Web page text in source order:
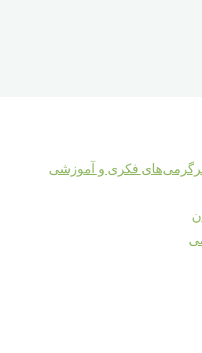
سرگرمی‌های فکری و آموزشی